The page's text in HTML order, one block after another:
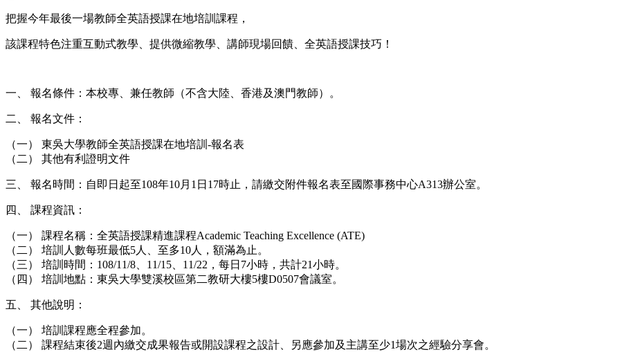
把握今年最後一場教師全英語授課在地培訓課程，
該課程特色注重互動式教學、提供微縮教學、講師現場回饋、全英語授課技巧！
一、 報名條件：本校專、兼任教師（不含大陸、香港及澳門教師）。
二、 報名文件：
（一） 東吳大學教師全英語授課在地培訓-報名表
（二） 其他有利證明文件
三、 報名時間：自即日起至108年10月1日17時止，請繳交附件報名表至國際事務中心A313辦公室。
四、 課程資訊：
（一） 課程名稱：全英語授課精進課程Academic Teaching Excellence (ATE)
（二） 培訓人數每班最低5人、至多10人，額滿為止。
（三） 培訓時間：108/11/8、11/15、11/22，每日7小時，共計21小時。
（四） 培訓地點：東吳大學雙溪校區第二教研大樓5樓D0507會議室。
五、 其他說明：
（一） 培訓課程應全程參加。
（二） 課程結束後2週內繳交成果報告或開設課程之設計、另應參加及主講至少1場次之經驗分享會。